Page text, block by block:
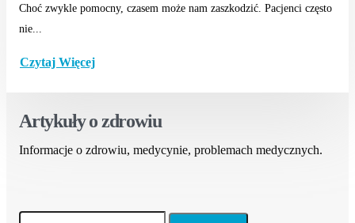
Choć zwykle pomocny, czasem może nam zaszkodzić. Pacjenci często
nie...
Czytaj Więcej
Artykuły o zdrowiu
Informacje o zdrowiu, medycynie, problemach medycznych.